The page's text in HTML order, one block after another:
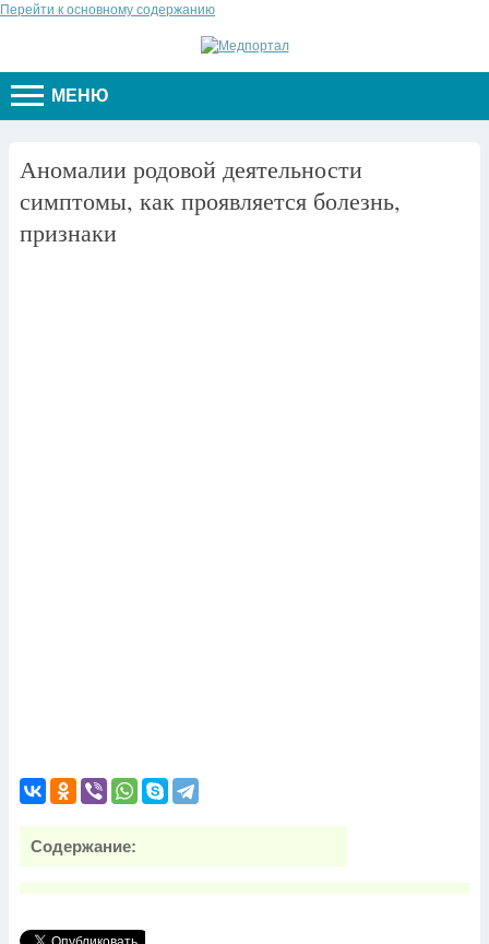
Перейти к основному содержанию
МЕНЮ
Аномалии родовой деятельности
симптомы, как проявляется болезнь,
признаки
Содержание: